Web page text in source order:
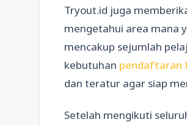
Tryout.id juga
mengetahui area mana
mencakup sejumlah
kebutuhan pendaftaran
dan teratur agar siap
Setelah mengikuti